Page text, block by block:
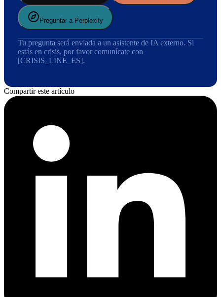
Preguntar a Perplexity
Tu pregunta será enviada a un asistente de IA externo. Si
estás en crisis, por favor comunícate con
[CRISIS_LINE_ES].
Compartir este artículo